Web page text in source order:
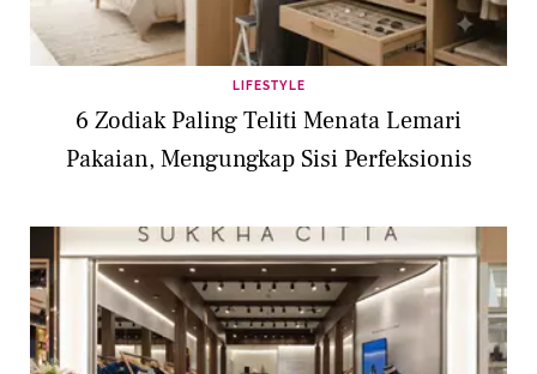
LIFESTYLE
6 Zodiak Paling Teliti Menata Lemari
Pakaian, Mengungkap Sisi Perfeksionis